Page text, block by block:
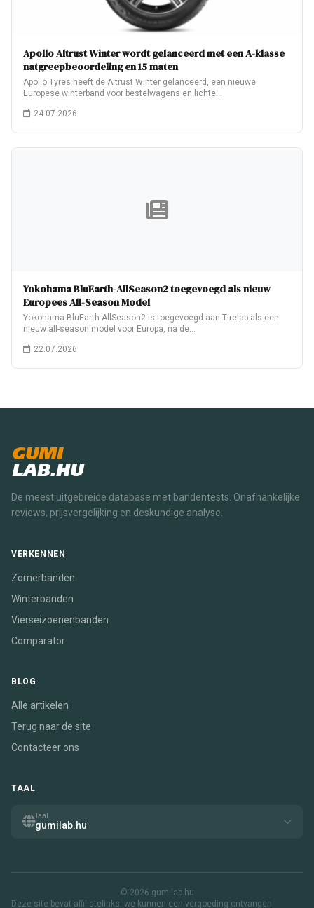
Apollo Altrust Winter wordt gelanceerd met een A-klasse
natgreepbeoordeling en 15 maten
Apollo Tyres heeft de Altrust Winter gelanceerd, een nieuwe
Europese winterband voor bestelwagens en lichte…
24.07.2026
Yokohama BluEarth-AllSeason2 toegevoegd als nieuw
Europees All-Season Model
Yokohama BluEarth-AllSeason2 is toegevoegd aan Tirelab als een
nieuw all-season model voor Europa, na de…
22.07.2026
GUMI
LAB.HU
De meest uitgebreide database met bandentests. Onafhankelijke
reviews, prijsvergelijking en deskundige analyse.
VERKENNEN
Zomerbanden
Winterbanden
Vierseizoenenbanden
Comparator
BLOG
Alle artikelen
Terug naar de site
Contacteer ons
TAAL
Taal
gumilab.hu
© 2026 gumilab.hu
Deze site bevat affiliatelinks. we kunnen een vergoeding ontvangen